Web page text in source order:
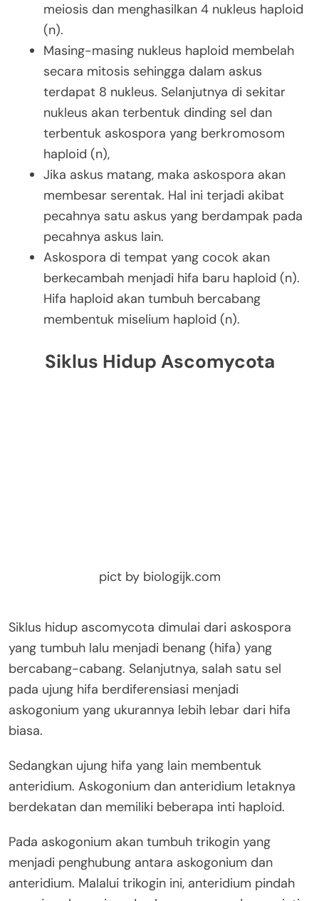
meiosis dan menghasilkan 4 nukleus haploid
(n).
Masing-masing nukleus haploid membelah
secara mitosis sehingga dalam askus
terdapat 8 nukleus. Selanjutnya di sekitar
nukleus akan terbentuk dinding sel dan
terbentuk askospora yang berkromosom
haploid (n),
Jika askus matang, maka askospora akan
membesar serentak. Hal ini terjadi akibat
pecahnya satu askus yang berdampak pada
pecahnya askus lain.
Askospora di tempat yang cocok akan
berkecambah menjadi hifa baru haploid (n).
Hifa haploid akan tumbuh bercabang
membentuk miselium haploid (n).
Siklus Hidup Ascomycota
pict by biologijk.com
Siklus hidup ascomycota dimulai dari askospora
yang tumbuh lalu menjadi benang (hifa) yang
bercabang-cabang. Selanjutnya, salah satu sel
pada ujung hifa berdiferensiasi menjadi
askogonium yang ukurannya lebih lebar dari hifa
biasa.
Sedangkan ujung hifa yang lain membentuk
anteridium. Askogonium dan anteridium letaknya
berdekatan dan memiliki beberapa inti haploid.
Pada askogonium akan tumbuh trikogin yang
menjadi penghubung antara askogonium dan
anteridium. Malalui trikogin ini, anteridium pindah